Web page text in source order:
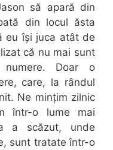
să apară din
din locul ăsta
eu își juca atât de
că nu mai sunt
Doar o
care, la rândul
Ne mințim zilnic
într-o lume mai
a scăzut, unde
sunt tratate într-o